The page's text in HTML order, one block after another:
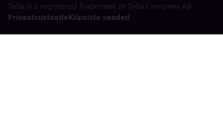
Telia is a registered Trademark of Telia Company AB
PrivaatsusteadeKüpsiste seaded